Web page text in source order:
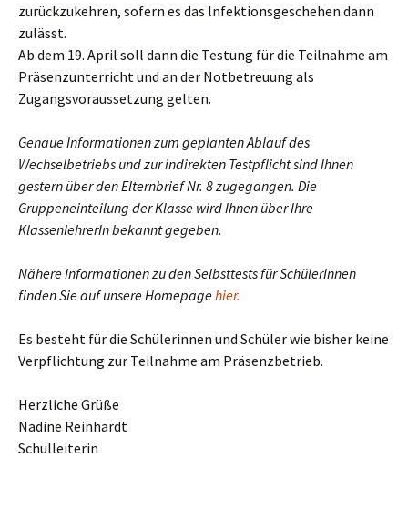
zurückzukehren, sofern es das lnfektionsgeschehen dann
zulässt.
Ab dem 19. April soll dann die Testung für die Teilnahme am
Präsenzunterricht und an der Notbetreuung als
Zugangsvoraussetzung gelten.
Genaue Informationen zum geplanten Ablauf des
Wechselbetriebs und zur indirekten Testpflicht sind Ihnen
gestern über den Elternbrief Nr. 8 zugegangen. Die
Gruppeneinteilung der Klasse wird Ihnen über Ihre
KlassenlehrerIn bekannt gegeben.
Nähere Informationen zu den Selbsttests für SchülerInnen
finden Sie auf unsere Homepagehier.
Es besteht für die Schülerinnen und Schüler wie bisher keine
Verpflichtung zur Teilnahme am Präsenzbetrieb.
Herzliche Grüße
Nadine Reinhardt
Schulleiterin